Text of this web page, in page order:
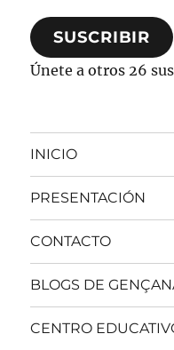
correo
electrónico
SUSCRIBIR
Únete a otros 26
INICIO
PRESENTACIÓN
CONTACTO
BLOGS DE
CENTRO